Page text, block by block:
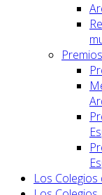
Los